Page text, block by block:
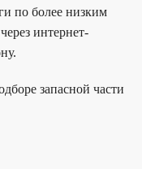
по более низким
интернет-
запасной части